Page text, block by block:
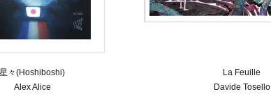
星々(Hoshiboshi)
Alex Alice
La Feuille
Davide Tosello